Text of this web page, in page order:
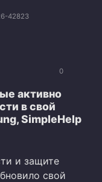
42823
0
активно
в свой
SimpleHelp
и защите
свой